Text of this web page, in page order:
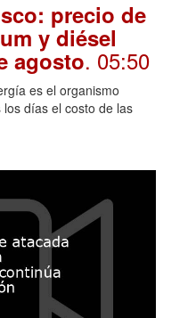
precio de
y diésel
agosto. 05:50
es el organismo
días el costo de las